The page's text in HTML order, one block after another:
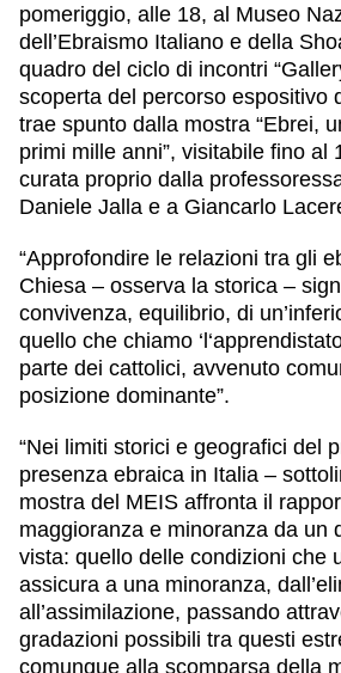
pomeriggio, alle 18, al Museo
dell’Ebraismo Italiano e della
quadro del ciclo di incontri
scoperta del percorso espositivo
trae spunto dalla mostra “Ebrei,
primi mille anni”, visitabile fino al
curata proprio dalla
Daniele Jalla e a Giancarlo
“Approfondire le relazioni tra gli
Chiesa – osserva la storica –
convivenza, equilibrio, di
quello che chiamo
parte dei cattolici, avvenuto
posizione dominante”.
“Nei limiti storici e geografici del
presenza ebraica in Italia –
mostra del MEIS affronta il
maggioranza e minoranza da un
vista: quello delle condizioni che
assicura a una minoranza,
all’assimilazione, passando
gradazioni possibili tra questi
comunque alla scomparsa della